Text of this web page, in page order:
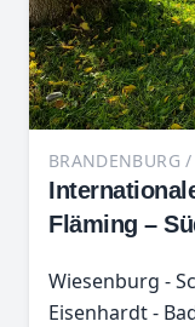
BRANDENBURG
Fläming –
Wiesenburg -
Eisenhardt -